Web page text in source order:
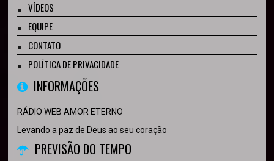
VÍDEOS
EQUIPE
CONTATO
POLÍTICA DE PRIVACIDADE
INFORMAÇÕES
RÁDIO WEB AMOR ETERNO
Levando a paz de Deus ao seu coração
PREVISÃO DO TEMPO